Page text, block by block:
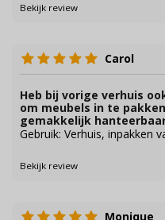
Bekijk review
Carol
Heb bij vorige verhuis
om meubels in te
gemakkelijk
Gebruik: Verhuis, inpakken
Bekijk review
Monique